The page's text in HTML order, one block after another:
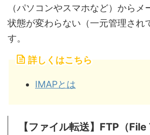
（パソコンやスマホなど）からメ
状態が変わらない（一元管理され
す。
詳しくはこちら
IMAPとは
【ファイル転送】FTP（